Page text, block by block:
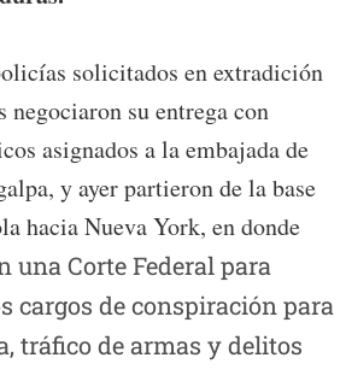
solicitados en extradición
negociaron su entrega con
asignados a la embajada de
y ayer partieron de la base
hacia Nueva York, en donde
una Corte Federal para
cargos de conspiración para
tráfico de armas y delitos